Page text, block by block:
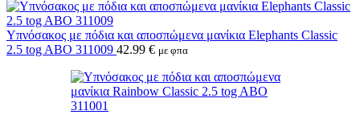
Υπνόσακος με πόδια και αποσπώμενα μανίκια Elephants Classic
2.5 tog ABO 311009 42.99 € με φπα